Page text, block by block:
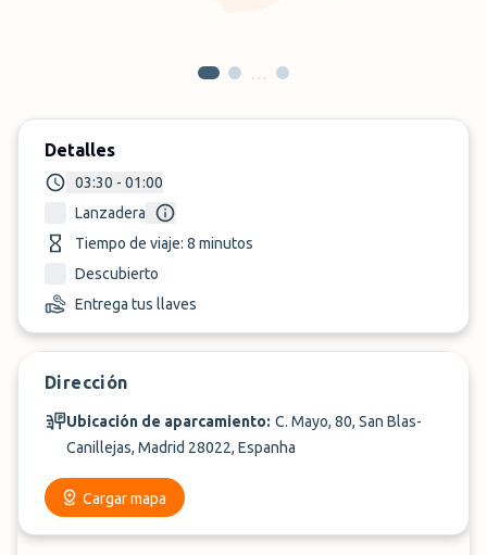
…
Detalles
03:30 - 01:00
Lanzadera
Tiempo de viaje: 8 minutos
Descubierto
Entrega tus llaves
Dirección
Ubicación de aparcamiento: C. Mayo, 80, San Blas-
Canillejas, Madrid 28022, Espanha
Cargar mapa